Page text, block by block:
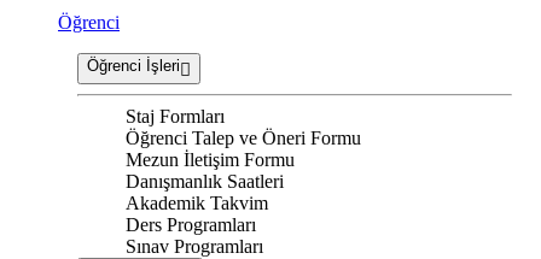
Öğrenci
Öğrenci İşleri
Staj Formları
Öğrenci Talep ve Öneri Formu
Mezun İletişim Formu
Danışmanlık Saatleri
Akademik Takvim
Ders Programları
Sınav Programları